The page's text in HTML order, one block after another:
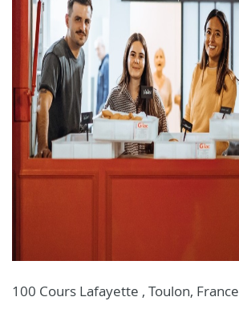
100 Cours Lafayette , Toulon, France